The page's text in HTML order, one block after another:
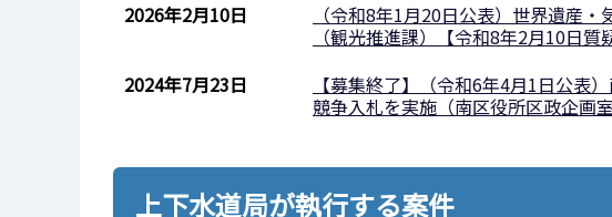
2026年2月10日
（令和8年1月20日公表）世界遺産
（観光推進課）【令和8年2月10日質
2024年7月23日
【募集終了】（令和6年4月1日公表
競争入札を実施（南区役所区政企画室
上下水道局が執行する案件